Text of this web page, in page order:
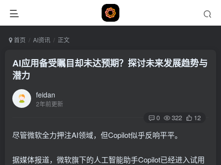
首页 AI资讯 正文
AI应用备受瞩目却未达预期？探讨未来发展趋势与
潜力
feidan
2年前更新
0 322 12
尽管微软全力押注AI领域，但Copilot似乎反响平平。
据媒体报道，微软旗下的人工智能助手Copilot已经进入试用